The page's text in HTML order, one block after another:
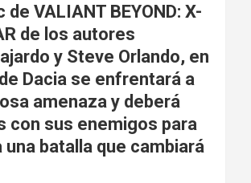
VALIANT BEYOND: X-
de los autores
y Steve Orlando, en
Dacia se enfrentará a
amenaza y deberá
con sus enemigos para
una batalla que cambiará